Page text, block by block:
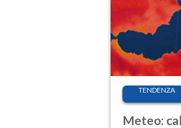
TENDENZA
Meteo: